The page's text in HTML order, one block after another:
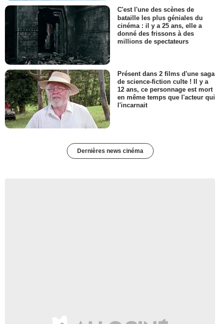
C'est l'une des scènes de
bataille les plus géniales du
cinéma : il y a 25 ans, elle a
donné des frissons à des
millions de spectateurs
Présent dans 2 films d'une saga
de science-fiction culte ! Il y a
12 ans, ce personnage est mort
en même temps que l'acteur qui
l'incarnait
Dernières news cinéma